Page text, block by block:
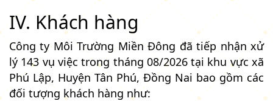
IV. Khách hàng
Công ty Môi Trường Miền Đông đã tiếp nhận xử
lý 143 vụ việc trong tháng 08/2026 tại khu vực xã
Phú Lập, Huyện Tân Phú, Đồng Nai bao gồm các
đối tượng khách hàng như: